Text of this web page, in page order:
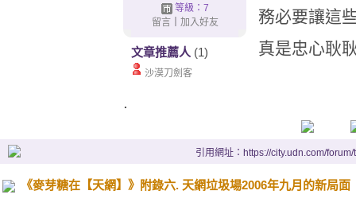
等級：7
留言｜ 加入好友
文章推薦人 (1)
沙漠刀劍客
務必要讓這
真是忠心耿
.
引用網址：https://city.udn.com/
《麥芽糖在【天網】》附錄六. 天網垃圾場2006年九月的新局面